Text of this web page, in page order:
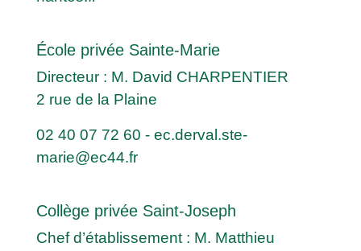
École privée Sainte-Marie
Directeur : M. David CHARPENTIER
2 rue de la Plaine
02 40 07 72 60 - ec.derval.ste-
marie@ec44.fr
Collège privée Saint-Joseph
Chef d’établissement : M. Matthieu